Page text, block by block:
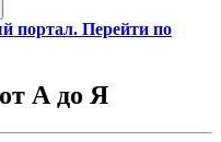
портал. Перейти по
А до Я